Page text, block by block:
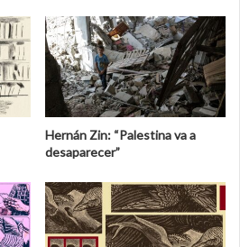
Hernán Zin: “Palestina va a
desaparecer”